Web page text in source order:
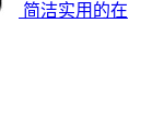
简洁实用的在